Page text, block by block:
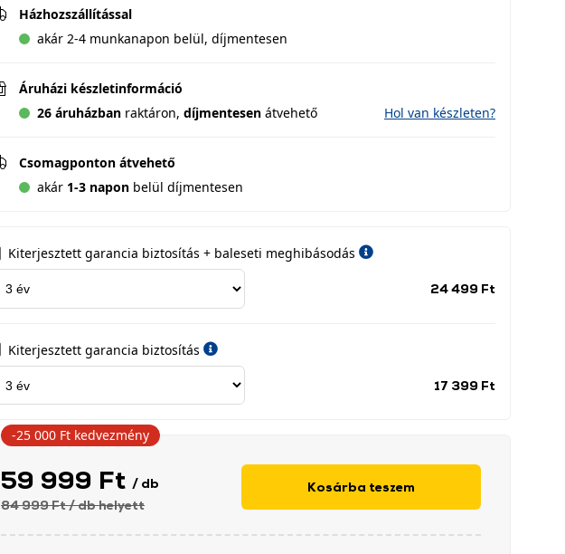
Házhozszállítással
akár 2-4 munkanapon belül, díjmentesen
Áruházi készletinformáció
26 áruházban raktáron, díjmentesen átvehető Hol van készleten?
Csomagponton átvehető
akár 1-3 napon belül díjmentesen
Kiterjesztett garancia biztosítás + baleseti meghibásodás
időszak
24 499 Ft
Kiterjesztett garancia biztosítás
időszak
17 399 Ft
59 999 Ft / db
84 999 Ft/ dbhelyett
Kosárba teszem
-25 000 Ft kedvezmény